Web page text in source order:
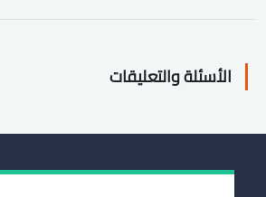
الأسئلة والتعليقات